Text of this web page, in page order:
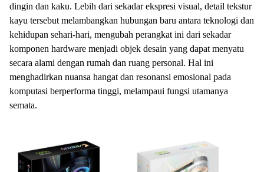
dingin dan kaku. Lebih dari sekadar ekspresi visual, detail tekstur
kayu tersebut melambangkan hubungan baru antara teknologi dan
kehidupan sehari-hari, mengubah perangkat ini dari sekadar
komponen hardware menjadi objek desain yang dapat menyatu
secara alami dengan rumah dan ruang personal. Hal ini
menghadirkan nuansa hangat dan resonansi emosional pada
komputasi berperforma tinggi, melampaui fungsi utamanya
semata.